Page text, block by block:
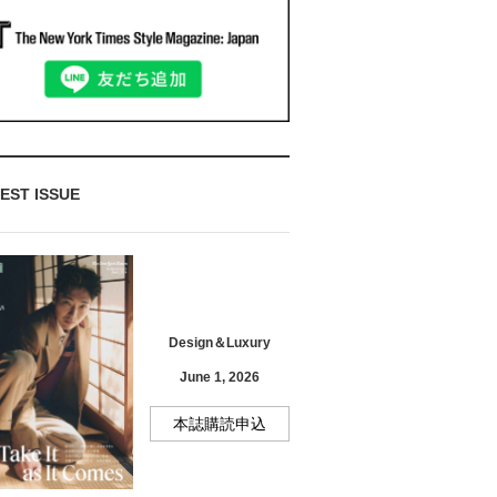
ISSUE
Design＆Luxury
June 1, 2026
本誌購読申込